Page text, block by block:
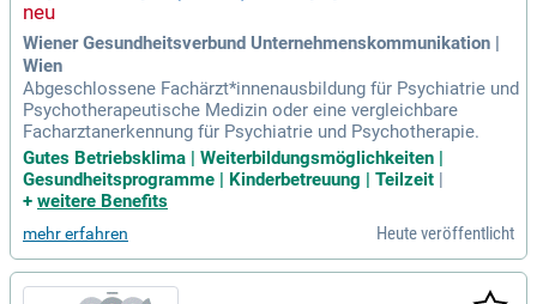
Wiener Gesundheitsverbund Unternehmenskommunikation |
Wien
Abgeschlossene Fachärzt*innenausbildung für Psychiatrie und
Psychotherapeutische Medizin oder eine vergleichbare
Facharztanerkennung für Psychiatrie und Psychotherapie.
Gutes Betriebsklima | Weiterbildungsmöglichkeiten |
Gesundheitsprogramme | Kinderbetreuung | Teilzeit
+ weitere Benefits
mehr erfahren Heute veröffentlicht